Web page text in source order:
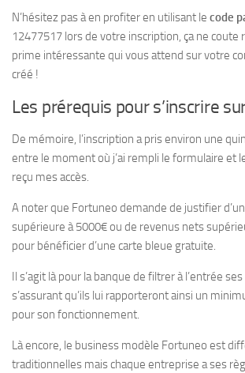
N’hésitez pas à en profiter en utilisant le code
12477517 lors de votre inscription, ça ne coute
prime intéressante qui vous attend sur votre
créé !
Les prérequis pour s’inscrire
De mémoire, l’inscription a pris environ une
entre le moment où j’ai rempli le formulaire et
reçu mes accès.
A noter que Fortuneo demande de justifier
supérieure à 5000€ ou de revenus nets
pour bénéficier d’une carte bleue gratuite.
Il s’agit là pour la banque de filtrer à l’entrée
s’assurant qu’ils lui rapporteront ainsi un
pour son fonctionnement.
Là encore, le business modèle Fortuneo est
traditionnelles mais chaque entreprise a ses